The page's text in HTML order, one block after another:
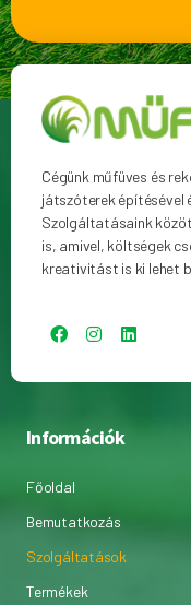
Cégünk műfüves és
játszóterek építésével
Szolgáltatásaink
is, amivel, költségek
kreativitást is ki lehet
Információk
Főoldal
Bemutatkozás
Szolgáltatások
Termékek